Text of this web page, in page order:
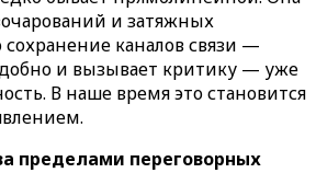
и затяжных
сохранение каналов связи —
и вызывает критику — уже
В наше время это становится
пределами переговорных